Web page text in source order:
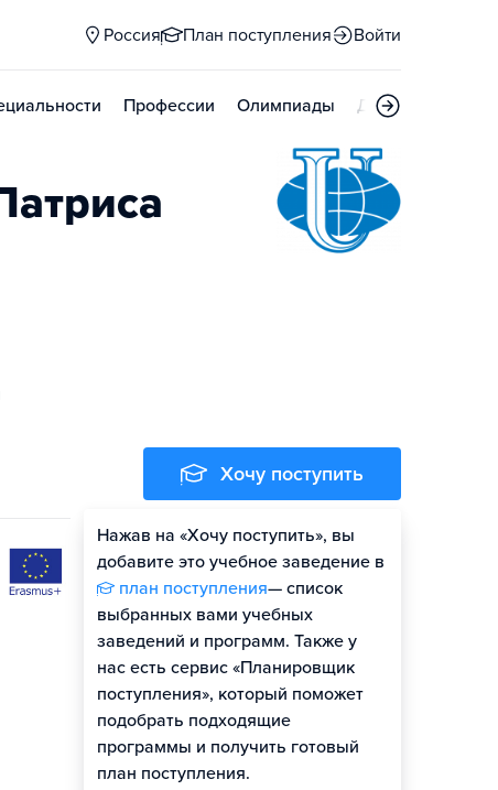
Россия План поступления Войти
Профессии Олимпиады Дни открытых
Хочу поступить
Нажав на «Хочу поступить», вы
добавите это учебное заведение в
план поступления— список
выбранных вами учебных
заведений и программ. Также у
нас есть сервис «Планировщик
поступления», который поможет
подобрать подходящие
программы и получить готовый
план поступления.
Оценить шансы
Представитель вуза